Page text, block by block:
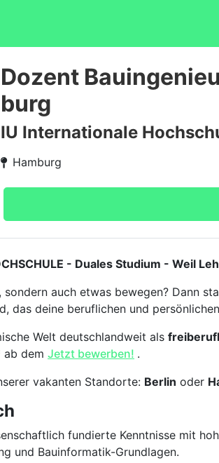
Dozent
burg
IU Internationale
Hamburg
- Duales Studium - Weil
auch etwas bewegen? Dann
das deine beruflichen und
Welt deutschlandweit als
ab dem Jetzt bewerben! .
vakanten Standorte: Berlin oder
fundierte Kenntnisse mit
und Bauinformatik-Grundlagen.